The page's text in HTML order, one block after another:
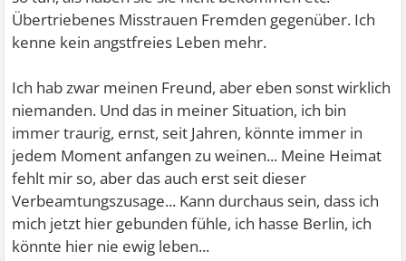
Übertriebenes Misstrauen Fremden gegenüber. Ich
kenne kein angstfreies Leben mehr.
Ich hab zwar meinen Freund, aber eben sonst wirklich
niemanden. Und das in meiner Situation, ich bin
immer traurig, ernst, seit Jahren, könnte immer in
jedem Moment anfangen zu weinen... Meine Heimat
fehlt mir so, aber das auch erst seit dieser
Verbeamtungszusage... Kann durchaus sein, dass ich
mich jetzt hier gebunden fühle, ich hasse Berlin, ich
könnte hier nie ewig leben...